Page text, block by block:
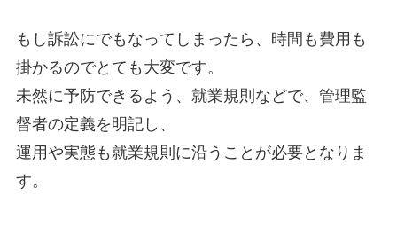
もし訴訟にでもなってしまったら、時間も費用も
掛かるのでとても大変です。
未然に予防できるよう、就業規則などで、管理監
督者の定義を明記し、
運用や実態も就業規則に沿うことが必要となりま
す。